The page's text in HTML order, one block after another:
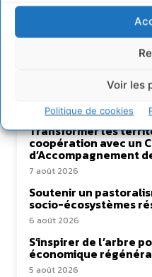
Voir les
Politique de cookies
Lire aussi
Transformer les
coopération avec un
d’Accompagnement
7 août 2026
Soutenir un
socio-écosystèmes
6 août 2026
S’inspirer de l’arbre
économique
5 août 2026